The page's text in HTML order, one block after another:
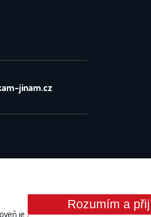
jinam.cz
je
Rozumím a